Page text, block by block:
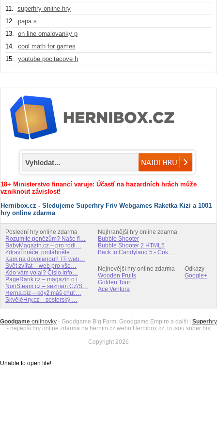
11. superhry online hry
12. papa s
13. on line omalovanky p
14. cool math for games
15. youtube pocitacove h
18+ Ministerstvo financí varuje: Účastí na hazardních hrách může
vzniknout závislost!
Hernibox.cz - Sledujeme Superhry Friv Webgames Raketka Kizi a 1001
hry online zdarma
Poslední hry online zdarma
Rozumíte penězům? Naše fi…
BabyMagazín.cz – pro rodi…
Zdraví hráče: protáhněte …
Kam na dovolenou? Tři web…
Svět zvířat – web pro vše…
Kdo vám volal? Číslo.info…
PageRank.cz – magazín o i…
NonSteam.cz – seznam CZ/S…
Herna.biz – když máš chuť…
SkvěléHry.cz – sesterský …
Nejhranější hry online zdarma
Bubble Shooter
Bubble Shooter 2 HTML5
Back to Candyland 5 - Čok…
Nejnovější hry online zdarma
Wooden Fruits
Golden Tour
Ace Ventura
Odkazy
Google+
Goodgame onlinovky - Goodgame Big Farm, Goodgame Empire a další | Superhry
- nejlepší hry online zdarma na herním cz webu Hernibox.cz, to jsou super hry
Copyright 2026
Unable to open file!